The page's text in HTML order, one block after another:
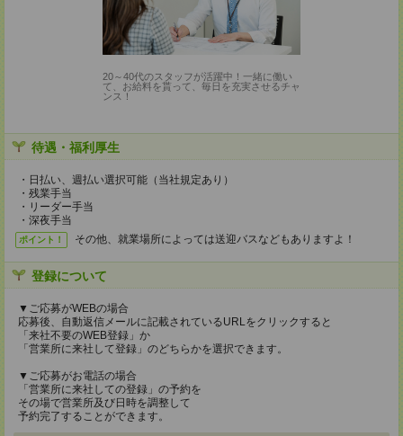
20～40代のスタッフが活躍中！一緒に働い
て、お給料を貰って、毎日を充実させるチャ
ンス！
待遇・福利厚生
・日払い、週払い選択可能（当社規定あり）
・残業手当
・リーダー手当
・深夜手当
ポイント！ その他、就業場所によっては送迎バスなどもありますよ！
登録について
▼ご応募がWEBの場合
応募後、自動返信メールに記載されているURLをクリックすると
「来社不要のWEB登録」か
「営業所に来社して登録」のどちらかを選択できます。
▼ご応募がお電話の場合
「営業所に来社しての登録」の予約を
その場で営業所及び日時を調整して
予約完了することができます。